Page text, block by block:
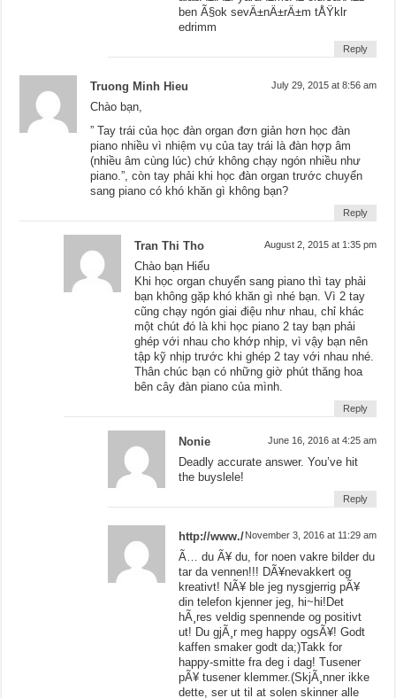
ben Ã§ok sevÄ±nÄ±rÄ±m tÅŸklr
edrimm
Reply
Truong Minh Hieu July 29, 2015 at 8:56 am
Chào bạn,
” Tay trái của học đàn organ đơn giản hơn học đàn
piano nhiều vì nhiệm vụ của tay trái là đàn hợp âm
(nhiều âm cùng lúc) chứ không chạy ngón nhiều như
piano.”, còn tay phải khi học đàn organ trước chuyển
sang piano có khó khăn gì không bạn?
Reply
Tran Thi Tho August 2, 2015 at 1:35 pm
Chào bạn Hiếu
Khi học organ chuyển sang piano thì tay phải
bạn không gặp khó khăn gì nhé bạn. Vì 2 tay
cũng chạy ngón giai điệu như nhau, chỉ khác
một chút đó là khi học piano 2 tay bạn phải
ghép với nhau cho khớp nhịp, vì vậy bạn nên
tập kỹ nhịp trước khi ghép 2 tay với nhau nhé.
Thân chúc bạn có những giờ phút thăng hoa
bên cây đàn piano của mình.
Reply
Nonie June 16, 2016 at 4:25 am
Deadly accurate answer. You’ve hit
the buyslele!
Reply
http://www./November 3, 2016 at 11:29 am
Ã… du Ã¥ du, for noen vakre bilder du
tar da vennen!!! DÃ¥nevakkert og
kreativt! NÃ¥ ble jeg nysgjerrig pÃ¥
din telefon kjenner jeg, hi~hi!Det
hÃ¸res veldig spennende og positivt
ut! Du gjÃ¸r meg happy ogsÃ¥! Godt
kaffen smaker godt da;)Takk for
happy-smitte fra deg i dag! Tusener
pÃ¥ tusener klemmer.(SkjÃ¸nner ikke
dette, ser ut til at solen skinner alle